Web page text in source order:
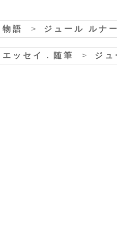
語 > ジュール ルナ
ッセイ．随筆 > ジ